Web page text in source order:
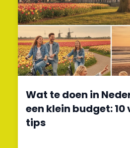
Wat te doen in
een klein budget:
tips